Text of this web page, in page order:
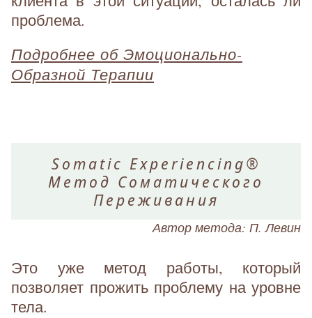
проблема.
Подробнее об Эмоционально-
Образной Терапии
Somatic Experiencing®
Метод Соматического
Переживания
Автор метода: П. Левин
Это уже метод работы, который
позволяет прожить проблему на уровне
тела.